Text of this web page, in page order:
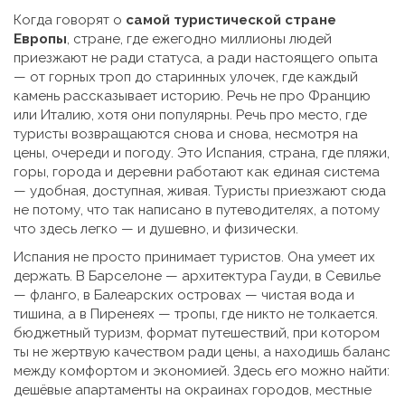
Когда говорят о самой туристической стране
Европы, стране, где ежегодно миллионы людей
приезжают не ради статуса, а ради настоящего опыта
— от горных троп до старинных улочек, где каждый
камень рассказывает историю. Речь не про Францию
или Италию, хотя они популярны. Речь про место, где
туристы возвращаются снова и снова, несмотря на
цены, очереди и погоду. Это Испания, страна, где пляжи,
горы, города и деревни работают как единая система
— удобная, доступная, живая. Туристы приезжают сюда
не потому, что так написано в путеводителях, а потому
что здесь легко — и душевно, и физически.
Испания не просто принимает туристов. Она умеет их
держать. В Барселоне — архитектура Гауди, в Севилье
— фланго, в Балеарских островах — чистая вода и
тишина, а в Пиренеях — тропы, где никто не толкается.
бюджетный туризм, формат путешествий, при котором
ты не жертвую качеством ради цены, а находишь баланс
между комфортом и экономией. Здесь его можно найти:
дешёвые апартаменты на окраинах городов, местные